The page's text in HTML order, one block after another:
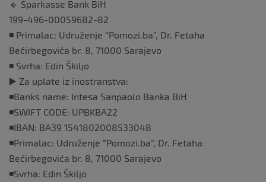
🔸 Sparkasse Bank BiH
199-496-00059682-82
◾️ Primalac: Udruženje “Pomozi.ba”, Dr. Fetaha
Bećirbegovića br. 8, 71000 Sarajevo
◾️ Svrha: Edin Škiljo
▶️ Za uplate iz inostranstva:
◾️Banks name: Intesa Sanpaolo Banka BiH
◾️SWIFT CODE: UPBKBA22
◾️IBAN: BA39 1541802008533048
◾️Primalac: Udruženje “Pomozi.ba”, Dr. Fetaha
Bećirbegovića br. 8, 71000 Sarajevo
◾️Svrha: Edin Škiljo